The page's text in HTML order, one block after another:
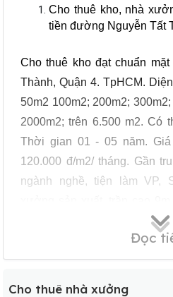
Cho thuê kho, nhà
tiền đường Nguyễn Tất
Cho thuê kho đạt chuẩn
Thành, Quận 4. TpHCM.
50m2 100m2; 200m2;
2000m2; trên 6.500 m2. Có
Thời gian 01 - 05 năm. Giá
120.000 đ/m2/ tháng. Gần
ngành nghề, tiện làm VP,
nơi. Kho sạch đẹp, đúng
bảo vệ vòng ngoài kho 24/24.
Đọc
Cho thuê nhà xưởng